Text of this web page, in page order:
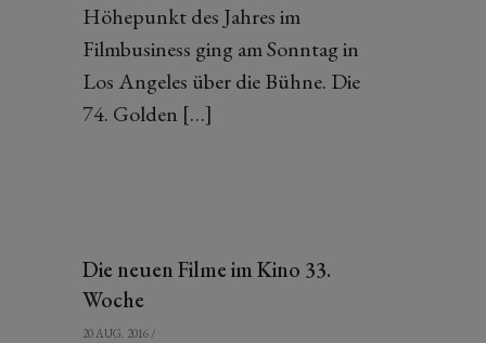
Höhepunkt des Jahres im
Filmbusiness ging am Sonntag in
Los Angeles über die Bühne. Die
74. Golden […]
Die neuen Filme im Kino 33.
Woche
20 AUG. 2016 /